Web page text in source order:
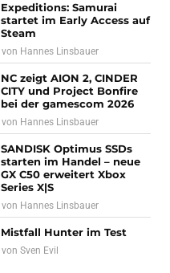
Expeditions: Samurai
startet im Early Access auf
Steam
von Hannes Linsbauer
NC zeigt AION 2, CINDER
CITY und Project Bonfire
bei der gamescom 2026
von Hannes Linsbauer
SANDISK Optimus SSDs
starten im Handel – neue
GX C50 erweitert Xbox
Series X|S
von Hannes Linsbauer
Mistfall Hunter im Test
vonSven Evil